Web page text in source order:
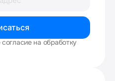
на обработку